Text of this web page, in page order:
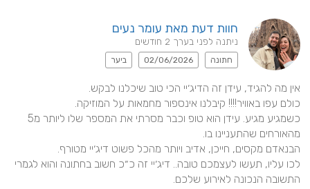
חוות דעת מאת עומר נעים
ניתנה לפני בערך 2 חודשים
חתונה 02/06/2026 ביער
התשובה הנכונה לאירוע שלכם.